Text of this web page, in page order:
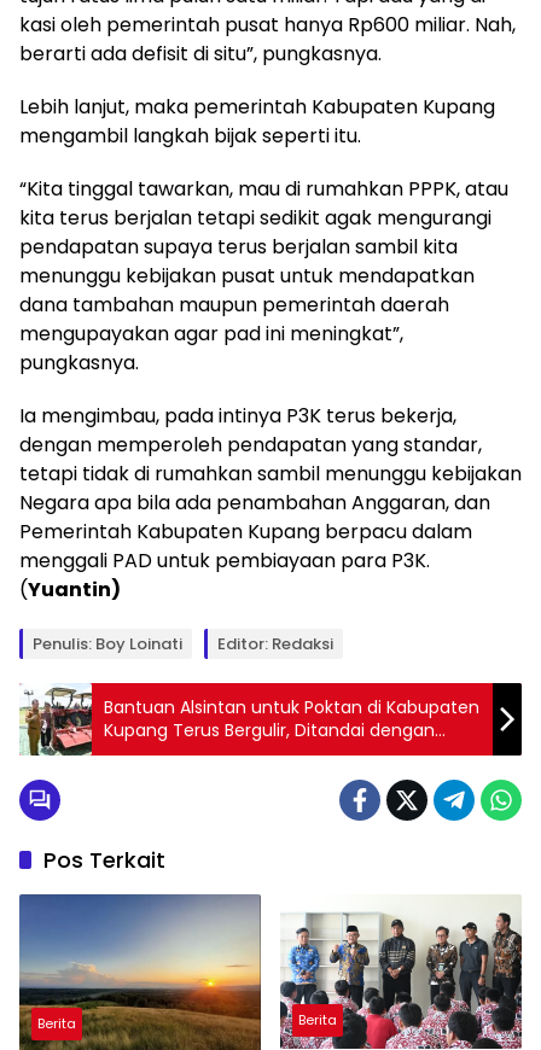
kasi oleh pemerintah pusat hanya Rp600 miliar. Nah,
berarti ada defisit di situ”, pungkasnya.
Lebih lanjut, maka pemerintah Kabupaten Kupang
mengambil langkah bijak seperti itu.
“Kita tinggal tawarkan, mau di rumahkan PPPK, atau
kita terus berjalan tetapi sedikit agak mengurangi
pendapatan supaya terus berjalan sambil kita
menunggu kebijakan pusat untuk mendapatkan
dana tambahan maupun pemerintah daerah
mengupayakan agar pad ini meningkat”,
pungkasnya.
Ia mengimbau, pada intinya P3K terus bekerja,
dengan memperoleh pendapatan yang standar,
tetapi tidak di rumahkan sambil menunggu kebijakan
Negara apa bila ada penambahan Anggaran, dan
Pemerintah Kabupaten Kupang berpacu dalam
menggali PAD untuk pembiayaan para P3K.
(Yuantin)
Penulis: Boy Loinati Editor: Redaksi
Bantuan Alsintan untuk Poktan di Kabupaten
Kupang Terus Bergulir, Ditandai dengan
Penyerahan oleh Bupati Kupang
Pos Terkait
Berita Berita